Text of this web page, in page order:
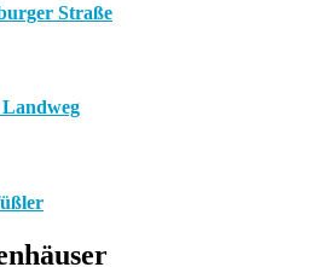
Straße